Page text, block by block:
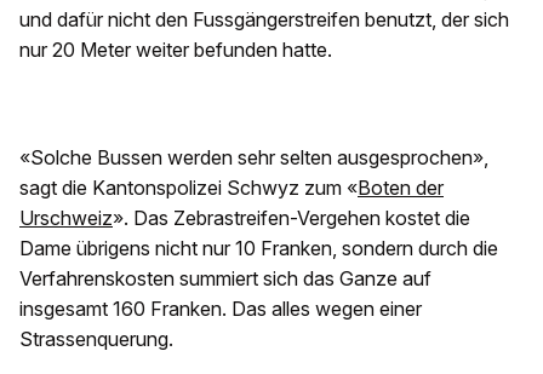
und dafür nicht den Fussgängerstreifen benutzt, der sich
nur 20 Meter weiter befunden hatte.
«Solche Bussen werden sehr selten ausgesprochen»,
sagt die Kantonspolizei Schwyz zum «Boten der
Urschweiz». Das Zebrastreifen-Vergehen kostet die
Dame übrigens nicht nur 10 Franken, sondern durch die
Verfahrenskosten summiert sich das Ganze auf
insgesamt 160 Franken. Das alles wegen einer
Strassenquerung.